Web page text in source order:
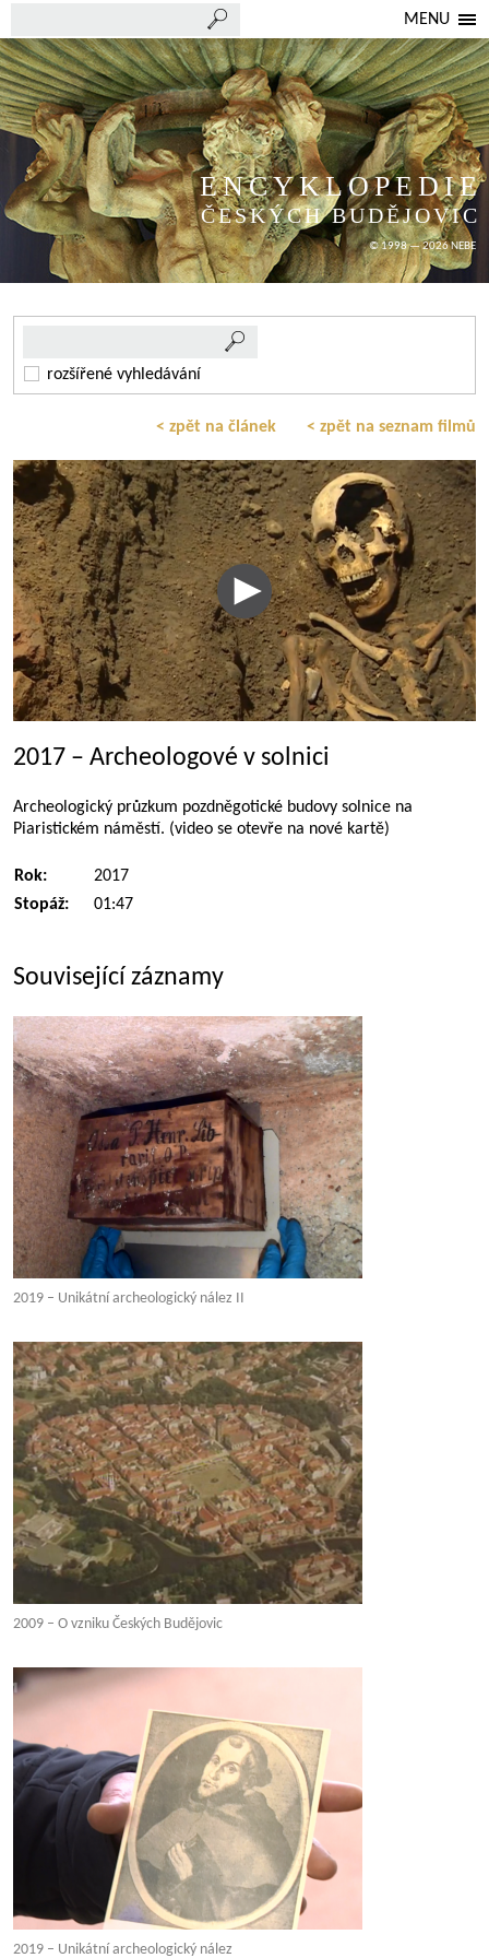
MENU
ENCYKLOPEDIE
ČESKÝCH BUDĚJOVIC
© 1998 — 2026 NEBE
rozšířené vyhledávání
< zpět na článek < zpět na seznam filmů
2017 – Archeologové v solnici
Archeologický průzkum pozdněgotické budovy solnice na
Piaristickém náměstí. (video se otevře na nové kartě)
Rok:
2017
Stopáž:
01:47
Související záznamy
2019 – Unikátní archeologický nález II
2009 – O vzniku Českých Budějovic
2019 – Unikátní archeologický nález